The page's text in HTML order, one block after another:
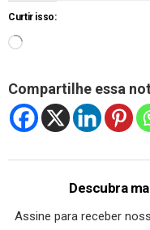
Curtir isso:
Compartilhe essa
Descubra
Assine para receber